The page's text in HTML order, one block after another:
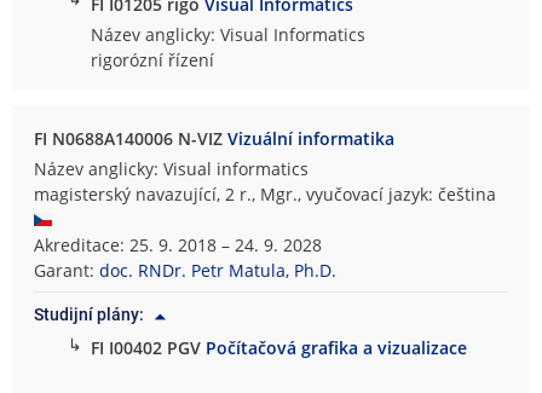
Název anglicky: Visual Informatics
rigorózní řízení
FI N0688A140006 N-VIZVizuální informatika
Název anglicky: Visual informatics
magisterský navazující, 2 r., Mgr., vyučovací jazyk: čeština
Akreditace: 25. 9. 2018 – 24. 9. 2028
Garant:doc. RNDr. Petr Matula, Ph.D.
Studijní plány:
↳ FI I00402 PGV Počítačová grafika a vizualizace